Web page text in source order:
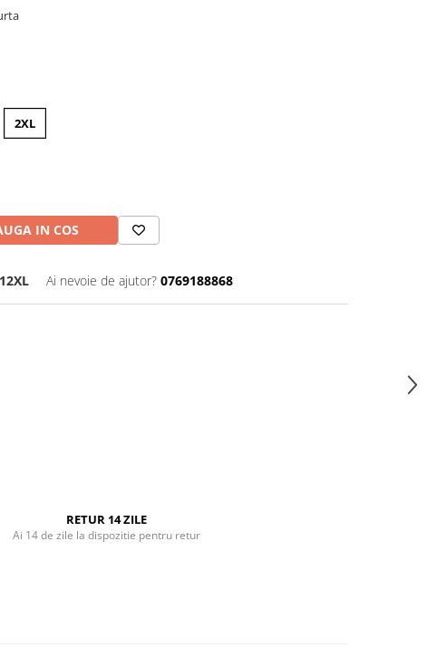
2XL
IN COS
Ai nevoie de ajutor? 0769188868
RETUR 14 ZILE
Ai 14 de zile la dispozitie pentru retur